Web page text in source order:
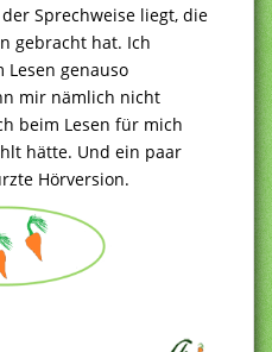
Sprechweise liegt, die
gebracht hat. Ich
Lesen genauso
mir nämlich nicht
beim Lesen für mich
hätte. Und ein paar
Hörversion.